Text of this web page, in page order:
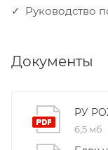
Руководство
Документы
РУ
6,5 мб